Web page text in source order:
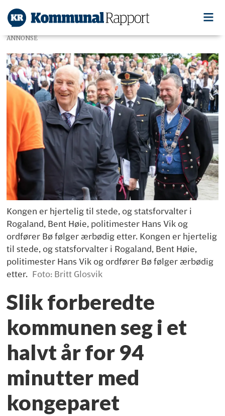
ANNONSE
Kongen er hjertelig til stede, og statsforvalter i
Rogaland, Bent Høie, politimester Hans Vik og
ordfører Bø følger ærbødig etter. Kongen er hjertelig
til stede, og statsforvalter i Rogaland, Bent Høie,
politimester Hans Vik og ordfører Bø følger ærbødig
etter. Foto: Britt Glosvik
Slik forberedte
kommunen seg i et
halvt år for 94
minutter med
kongeparet